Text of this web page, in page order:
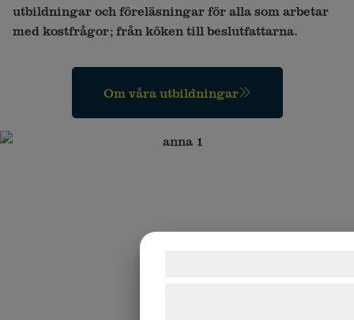
utbildningar och föreläsningar för alla som arbetar
med kostfrågor; från köken till beslutfattarna.
Om våra utbildningar